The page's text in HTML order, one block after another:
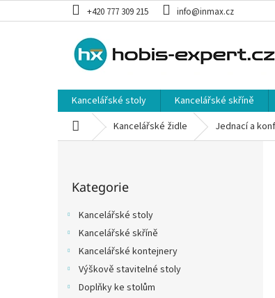
na
+420 777 309 215 info@inmax.cz
Kancelářské stoly Kancelářské skříně
Domů Kancelářské židle Jednací a
kategorie
Kategorie
Kancelářské stoly
Kancelářské skříně
Kancelářské kontejnery
Výškově stavitelné stoly
Doplňky ke stolům